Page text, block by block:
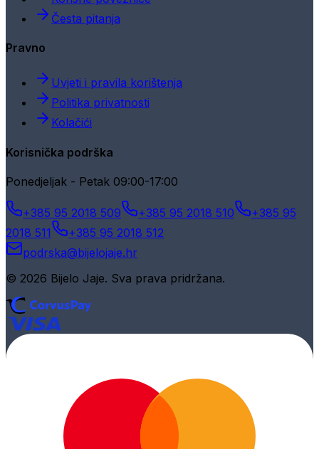
Česta pitanja
Pravno
Uvjeti i pravila korištenja
Politika privatnosti
Kolačići
Korisnička podrška
Ponedjeljak - Petak 09:00-17:00
+385 95 2018 509 +385 95 2018 510
+385 95
2018 511
+385 95 2018 512
podrska@bijelojaje.hr
© 2026 Bijelo Jaje. Sva prava pridržana.